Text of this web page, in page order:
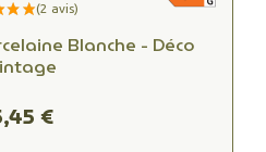
Blanche - Déco
€